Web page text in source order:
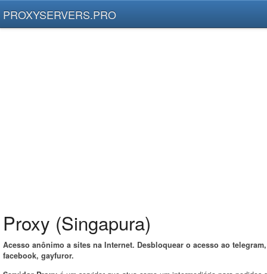
PROXYSERVERS.PRO
Proxy (Singapura)
Acesso anônimo a sites na Internet. Desbloquear o acesso ao
facebook, gayfuror.